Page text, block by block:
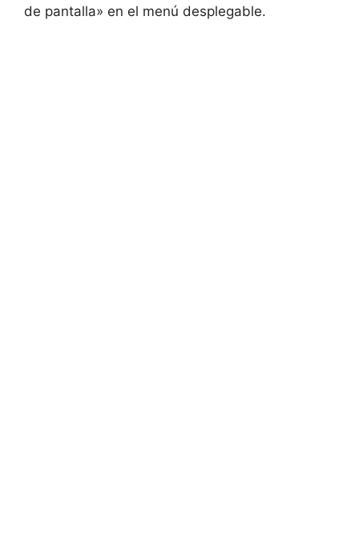
de pantalla» en el menú desplegable.